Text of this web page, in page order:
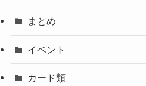
まとめ
イベント
カード類